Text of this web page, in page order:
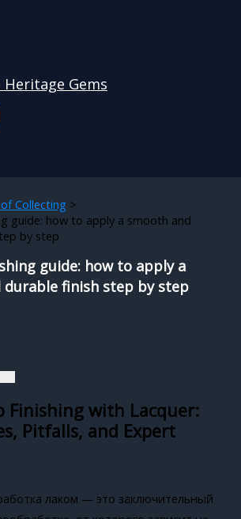
Heritage Gems
Collecting
guide: how to apply a smooth and
by step
guide: how to apply a
durable finish step by step
Finishing with Lacquer:
Pitfalls, and Expert
лаком — это заключительный